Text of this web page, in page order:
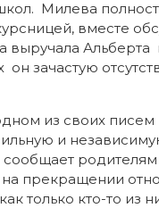
Милева
вместе
выручала
зачастую
из своих писем
и
сообщает
прекращении
только кто-то из